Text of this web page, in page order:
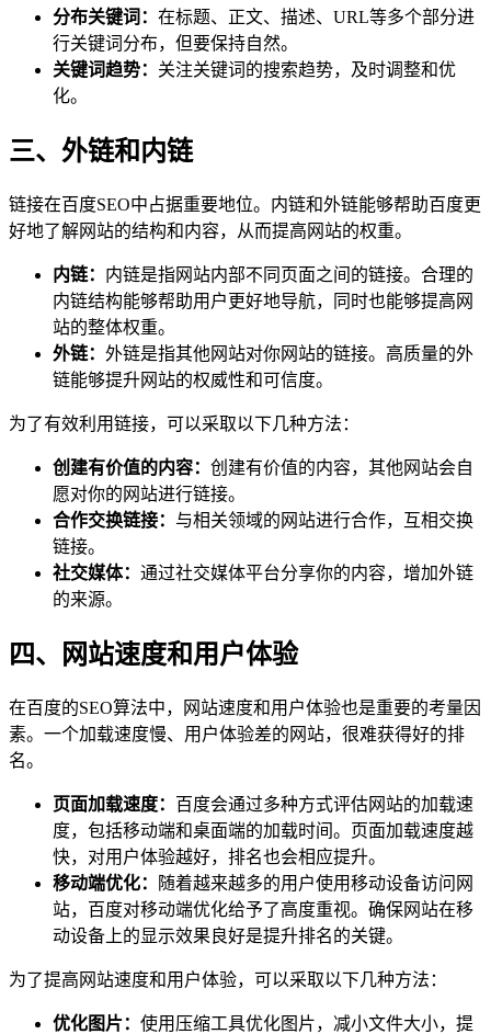
分布关键词： 在标题、正文、描述、URL等多个部分进
行关键词分布，但要保持自然。
关键词趋势： 关注关键词的搜索趋势，及时调整和优
化。
三、外链和内链
链接在百度SEO中占据重要地位。内链和外链能够帮助百度更
好地了解网站的结构和内容，从而提高网站的权重。
内链： 内链是指网站内部不同页面之间的链接。合理的
内链结构能够帮助用户更好地导航，同时也能够提高网
站的整体权重。
外链： 外链是指其他网站对你网站的链接。高质量的外
链能够提升网站的权威性和可信度。
为了有效利用链接，可以采取以下几种方法：
创建有价值的内容： 创建有价值的内容，其他网站会自
愿对你的网站进行链接。
合作交换链接： 与相关领域的网站进行合作，互相交换
链接。
社交媒体： 通过社交媒体平台分享你的内容，增加外链
的来源。
四、网站速度和用户体验
在百度的SEO算法中，网站速度和用户体验也是重要的考量因
素。一个加载速度慢、用户体验差的网站，很难获得好的排
名。
页面加载速度： 百度会通过多种方式评估网站的加载速
度，包括移动端和桌面端的加载时间。页面加载速度越
快，对用户体验越好，排名也会相应提升。
移动端优化：
随着越来越多的用户使用移动设备访问网
站，百度对移动端优化给予了高度重视。确保网站在移
动设备上的显示效果良好是提升排名的关键。
为了提高网站速度和用户体验，可以采取以下几种方法：
优化图片： 使用压缩工具优化图片，减小文件大小，提